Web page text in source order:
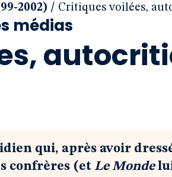
2002) / Critiques voilées,
médias
qui, après avoir
confrères (et Le Monde